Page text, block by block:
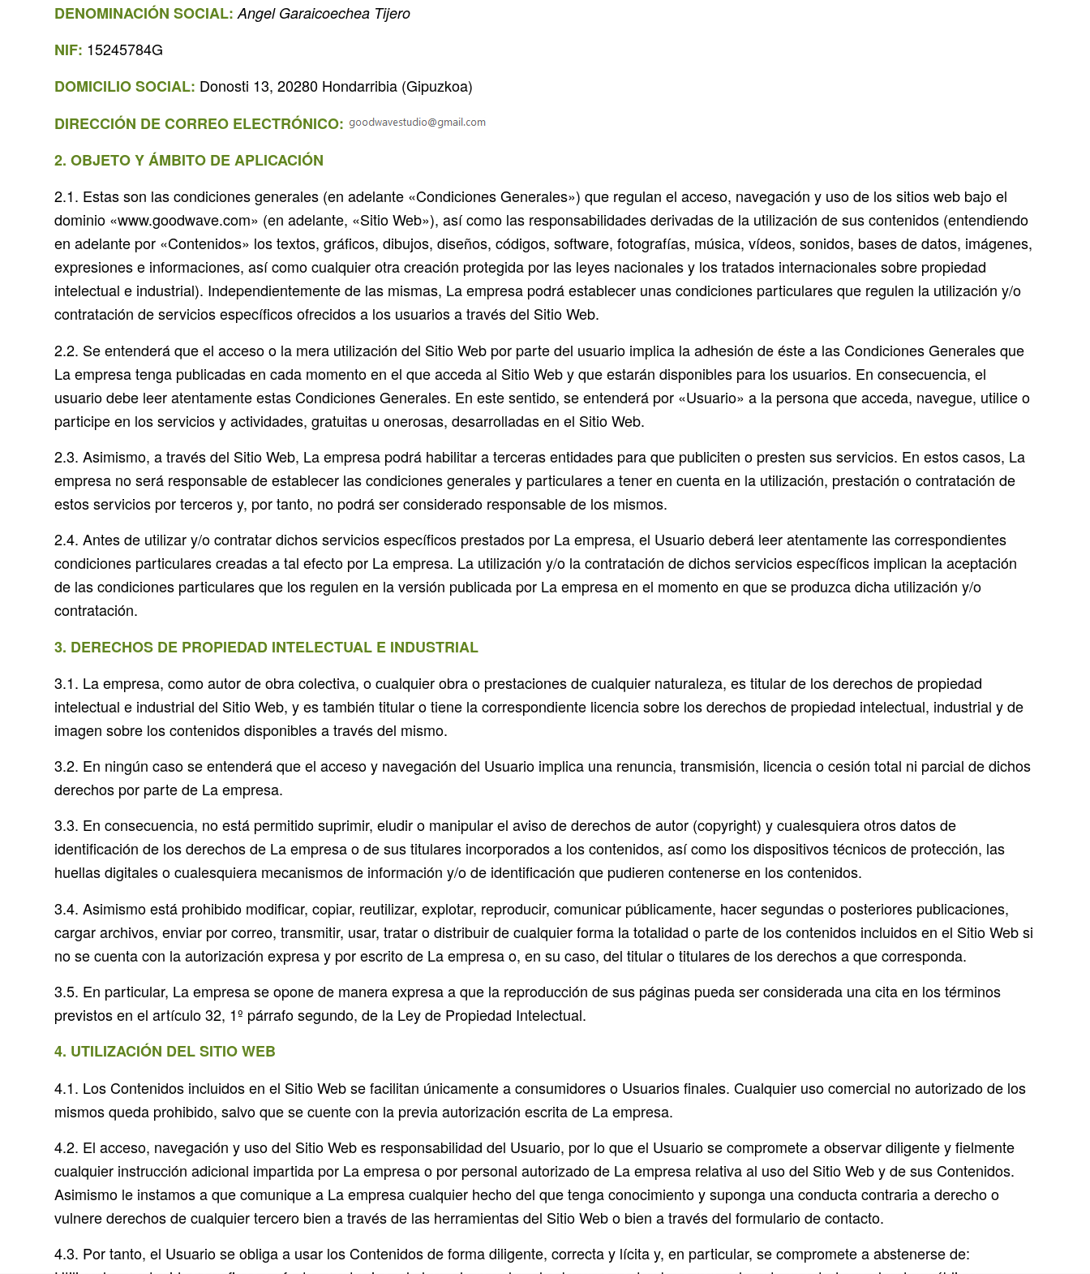
DENOMINACIÓN SOCIAL: Angel Garaicoechea Tijero
NIF: 15245784G
DOMICILIO SOCIAL: Donosti 13, 20280 Hondarribia (Gipuzkoa)
DIRECCIÓN DE CORREO ELECTRÓNICO:
2. OBJETO Y ÁMBITO DE APLICACIÓN
2.1. Estas son las condiciones generales (en adelante «Condiciones Generales») que regulan el acceso, navegación y uso de los sitios web bajo el
dominio «www.goodwave.com» (en adelante, «Sitio Web»), así como las responsabilidades derivadas de la utilización de sus contenidos (entendiendo
en adelante por «Contenidos» los textos, gráficos, dibujos, diseños, códigos, software, fotografías, música, vídeos, sonidos, bases de datos, imágenes,
expresiones e informaciones, así como cualquier otra creación protegida por las leyes nacionales y los tratados internacionales sobre propiedad
intelectual e industrial). Independientemente de las mismas, La empresa podrá establecer unas condiciones particulares que regulen la utilización y/o
contratación de servicios específicos ofrecidos a los usuarios a través del Sitio Web.
2.2. Se entenderá que el acceso o la mera utilización del Sitio Web por parte del usuario implica la adhesión de éste a las Condiciones Generales que
La empresa tenga publicadas en cada momento en el que acceda al Sitio Web y que estarán disponibles para los usuarios. En consecuencia, el
usuario debe leer atentamente estas Condiciones Generales. En este sentido, se entenderá por «Usuario» a la persona que acceda, navegue, utilice o
participe en los servicios y actividades, gratuitas u onerosas, desarrolladas en el Sitio Web.
2.3. Asimismo, a través del Sitio Web, La empresa podrá habilitar a terceras entidades para que publiciten o presten sus servicios. En estos casos, La
empresa no será responsable de establecer las condiciones generales y particulares a tener en cuenta en la utilización, prestación o contratación de
estos servicios por terceros y, por tanto, no podrá ser considerado responsable de los mismos.
2.4. Antes de utilizar y/o contratar dichos servicios específicos prestados por La empresa, el Usuario deberá leer atentamente las correspondientes
condiciones particulares creadas a tal efecto por La empresa. La utilización y/o la contratación de dichos servicios específicos implican la aceptación
de las condiciones particulares que los regulen en la versión publicada por La empresa en el momento en que se produzca dicha utilización y/o
contratación.
3. DERECHOS DE PROPIEDAD INTELECTUAL E INDUSTRIAL
3.1. La empresa, como autor de obra colectiva, o cualquier obra o prestaciones de cualquier naturaleza, es titular de los derechos de propiedad
intelectual e industrial del Sitio Web, y es también titular o tiene la correspondiente licencia sobre los derechos de propiedad intelectual, industrial y de
imagen sobre los contenidos disponibles a través del mismo.
3.2. En ningún caso se entenderá que el acceso y navegación del Usuario implica una renuncia, transmisión, licencia o cesión total ni parcial de dichos
derechos por parte de La empresa.
3.3. En consecuencia, no está permitido suprimir, eludir o manipular el aviso de derechos de autor (copyright) y cualesquiera otros datos de
identificación de los derechos de La empresa o de sus titulares incorporados a los contenidos, así como los dispositivos técnicos de protección, las
huellas digitales o cualesquiera mecanismos de información y/o de identificación que pudieren contenerse en los contenidos.
3.4. Asimismo está prohibido modificar, copiar, reutilizar, explotar, reproducir, comunicar públicamente, hacer segundas o posteriores publicaciones,
cargar archivos, enviar por correo, transmitir, usar, tratar o distribuir de cualquier forma la totalidad o parte de los contenidos incluidos en el Sitio Web si
no se cuenta con la autorización expresa y por escrito de La empresa o, en su caso, del titular o titulares de los derechos a que corresponda.
3.5. En particular, La empresa se opone de manera expresa a que la reproducción de sus páginas pueda ser considerada una cita en los términos
previstos en el artículo 32, 1º párrafo segundo, de la Ley de Propiedad Intelectual.
4. UTILIZACIÓN DEL SITIO WEB
4.1. Los Contenidos incluidos en el Sitio Web se facilitan únicamente a consumidores o Usuarios finales. Cualquier uso comercial no autorizado de los
mismos queda prohibido, salvo que se cuente con la previa autorización escrita de La empresa.
4.2. El acceso, navegación y uso del Sitio Web es responsabilidad del Usuario, por lo que el Usuario se compromete a observar diligente y fielmente
cualquier instrucción adicional impartida por La empresa o por personal autorizado de La empresa relativa al uso del Sitio Web y de sus Contenidos.
Asimismo le instamos a que comunique a La empresa cualquier hecho del que tenga conocimiento y suponga una conducta contraria a derecho o
vulnere derechos de cualquier tercero bien a través de las herramientas del Sitio Web o bien a través del formulario de contacto.
4.3. Por tanto, el Usuario se obliga a usar los Contenidos de forma diligente, correcta y lícita y, en particular, se compromete a abstenerse de: